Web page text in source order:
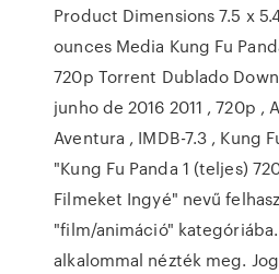
Product Dimensions 7.5 x
ounces Media Kung Fu
720p Torrent Dublado
junho de 2016 2011 , 720p ,
Aventura , IMDB-7.3 , Kung
"Kung Fu Panda 1 (teljes)
Filmeket Ingyé" nevű
"film/animáció"
alkalommal nézték meg.